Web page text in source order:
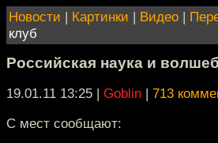
Новости | Картинки | Видео |
клуб
Российская наука и
19.01.11 13:25 | Goblin | 713
С мест сообщают: